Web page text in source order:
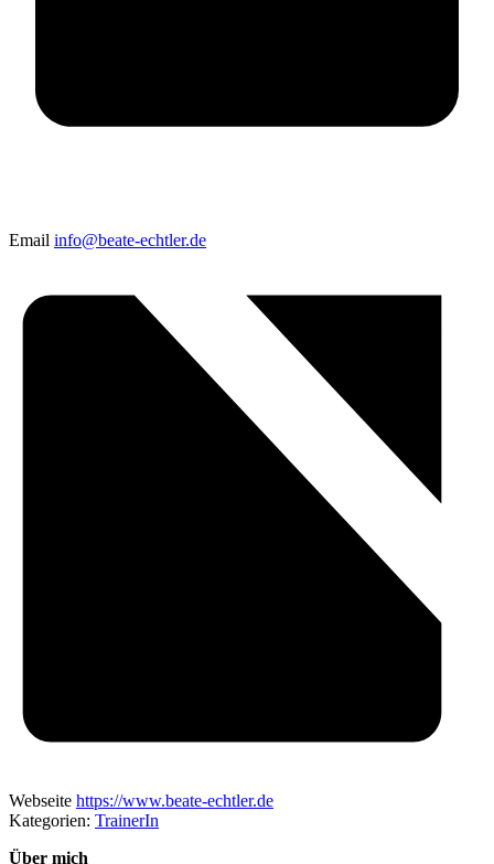
Email info@beate-echtler.de
Webseite https://www.beate-echtler.de
Kategorien: TrainerIn
Über mich